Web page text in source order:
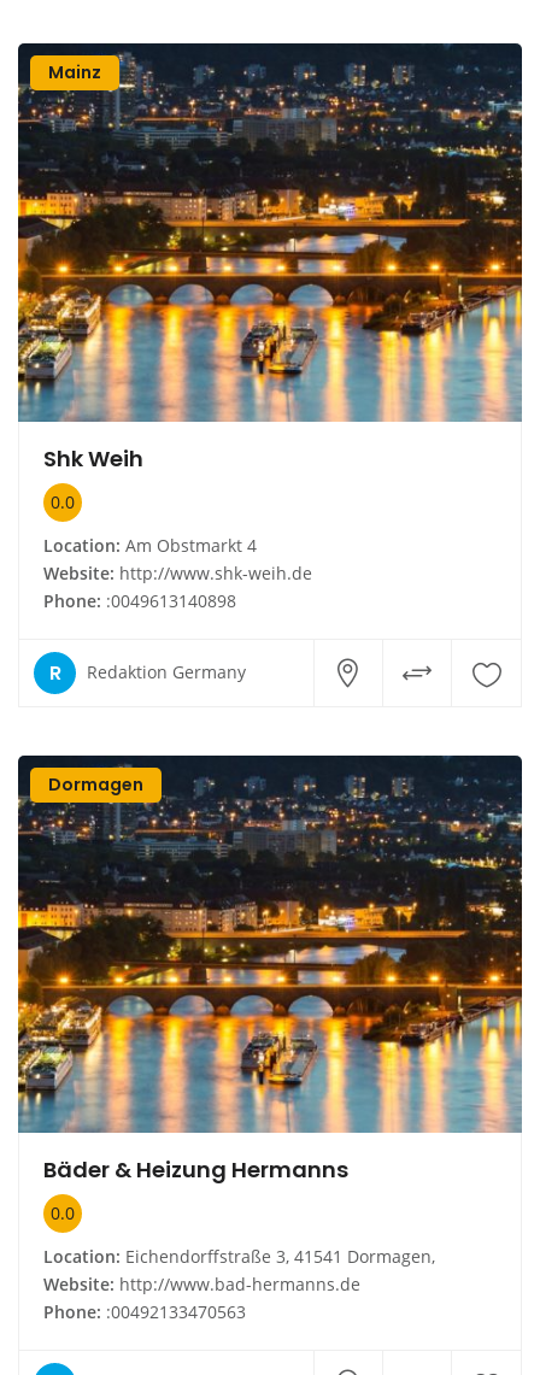
Mainz
Shk Weih
0.0
Location: Am Obstmarkt 4
Website: http://www.shk-weih.de
Phone: :0049613140898
R Redaktion Germany
Dormagen
Bäder & Heizung Hermanns
0.0
Location: Eichendorffstraße 3, 41541 Dormagen,
Website: http://www.bad-hermanns.de
Phone: :00492133470563